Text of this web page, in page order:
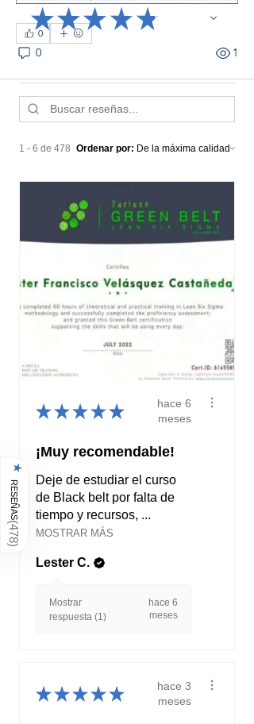
0
0 1
★ ★ ★ ★ ★
1 - 6 de 478 Ordenar por:
★ ★ ★ ★ ★
hace 6
meses
¡Muy recomendable!
Deje de estudiar el curso
de Black belt por falta de
tiempo y recursos, ...
MOSTRAR MÁS
Lester C.
Mostrar
respuesta (1)
hace 6
meses
★ ★ ★ ★ ★
hace 3
meses
★
RESEÑAS
(
478
)